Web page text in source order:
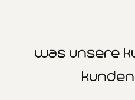
was unsere